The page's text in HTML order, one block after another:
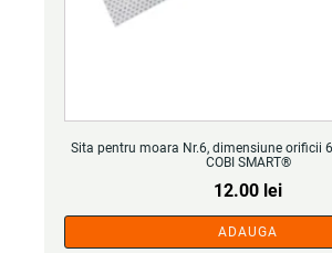
Sita pentru moara Nr.6, dimensiune orificii
COBI SMART®
12.00 lei
ADAUGA